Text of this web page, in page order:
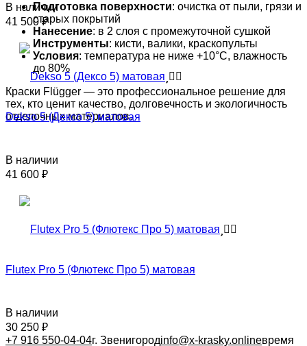
Подготовка поверхности: очистка от пыли, грязи и
старых покрытий
Нанесение: в 2 слоя с промежуточной сушкой
Инструменты: кисти, валики, краскопульты
Условия: температура не ниже +10°C, влажность
до 80%
Краски Flügger — это профессиональное решение для
тех, кто ценит качество, долговечность и экологичность
отделочных материалов.
В наличии
41 500₽
Dekso 5 (Дексо 5) матовая
В наличии
41 600 ₽
Flutex Pro 5 (Флютекс Про 5) матовая
В наличии
30 250 ₽
+7 916 550-04-04г. Звенигородinfo@x-krasky.onlineвремя